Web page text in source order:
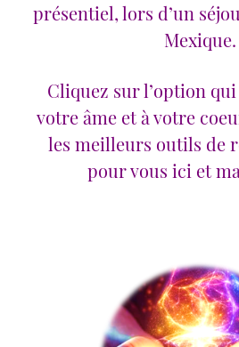
présentiel, lors d’un
Mexique.
Cliquez sur l’option
votre âme et à votre
les meilleurs outils de
pour vous ici et